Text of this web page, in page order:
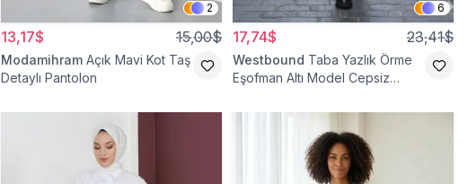
2
13,17$ 15,00$
Modamihram Açık Mavi Kot Taş
Detaylı Pantolon
6
17,74$ 23,41$
Westbound Taba Yazlık Örme
Eşofman Altı Model Cepsiz